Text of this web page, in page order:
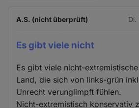
A.S. (nicht überprüft) Di.
Es gibt viele nicht
Es gibt viele nicht-
Land, die sich von links-grün
Unrecht verunglimpft fühlen.
Nicht-extremistisch konservativ